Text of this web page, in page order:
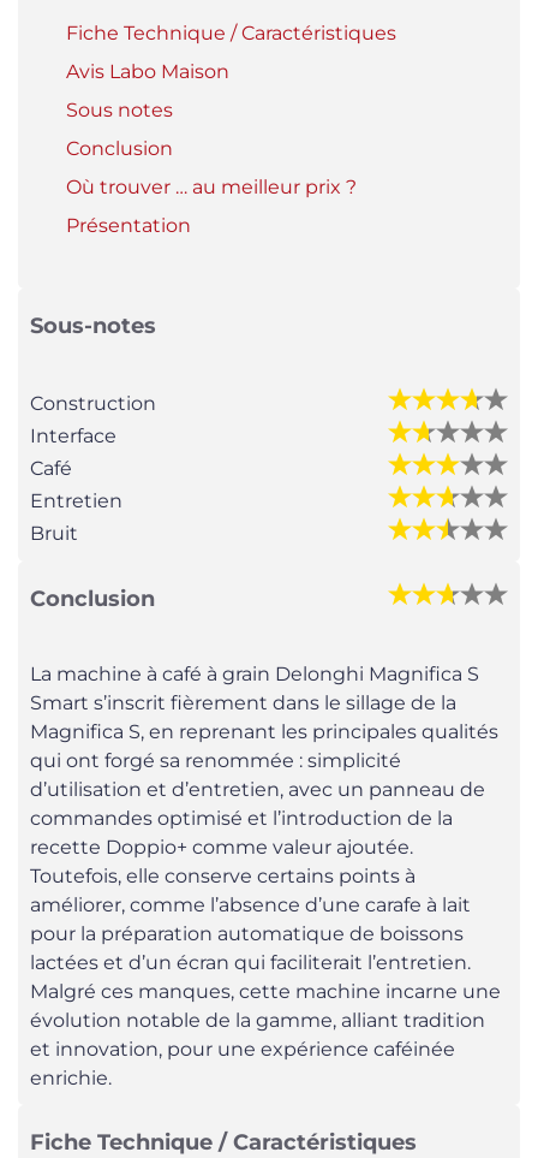
Fiche Technique / Caractéristiques
Avis Labo Maison
Sous notes
Conclusion
Où trouver … au meilleur prix ?
Présentation
Sous-notes
Construction
Interface
Café
Entretien
Bruit
Conclusion
La machine à café à grain Delonghi Magnifica S
Smart s’inscrit fièrement dans le sillage de la
Magnifica S, en reprenant les principales qualités
qui ont forgé sa renommée : simplicité
d’utilisation et d’entretien, avec un panneau de
commandes optimisé et l’introduction de la
recette Doppio+ comme valeur ajoutée.
Toutefois, elle conserve certains points à
améliorer, comme l’absence d’une carafe à lait
pour la préparation automatique de boissons
lactées et d’un écran qui faciliterait l’entretien.
Malgré ces manques, cette machine incarne une
évolution notable de la gamme, alliant tradition
et innovation, pour une expérience caféinée
enrichie.
Fiche Technique / Caractéristiques